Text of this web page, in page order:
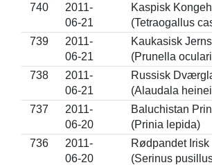
740
2011-
06-21
Kaspisk
(Tetraogallus
739
2011-
06-21
Kaukasisk
(Prunella
738
2011-
06-21
Russisk
(Alaudala
737
2011-
06-20
Baluchistan
(Prinia lepida)
736
2011-
06-20
Rødpandet Irisk
(Serinus